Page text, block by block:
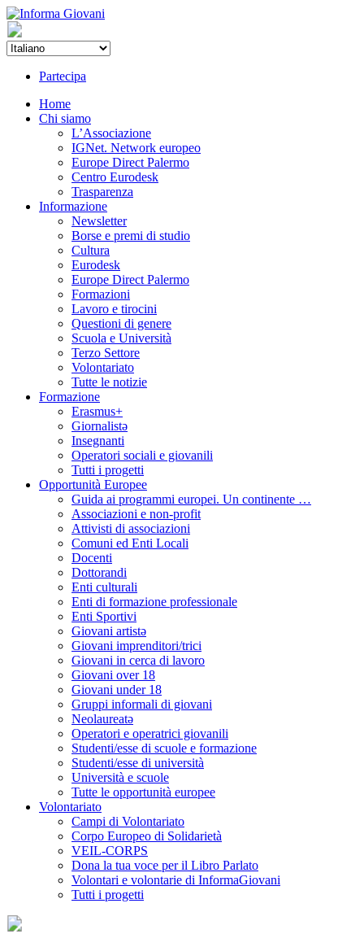
Partecipa
Home
Chi siamo
L’Associazione
IGNet. Network europeo
Europe Direct Palermo
Centro Eurodesk
Trasparenza
Informazione
Newsletter
Borse e premi di studio
Cultura
Eurodesk
Europe Direct Palermo
Formazioni
Lavoro e tirocini
Questioni di genere
Scuola e Università
Terzo Settore
Volontariato
Tutte le notizie
Formazione
Erasmus+
Giornalistə
Insegnanti
Operatori sociali e giovanili
Tutti i progetti
Opportunità Europee
Guida ai programmi europei. Un continente …
Associazioni e non-profit
Attivisti di associazioni
Comuni ed Enti Locali
Docenti
Dottorandi
Enti culturali
Enti di formazione professionale
Enti Sportivi
Giovani artistə
Giovani imprenditori/trici
Giovani in cerca di lavoro
Giovani over 18
Giovani under 18
Gruppi informali di giovani
Neolaureatə
Operatori e operatrici giovanili
Studenti/esse di scuole e formazione
Studenti/esse di università
Università e scuole
Tutte le opportunità europee
Volontariato
Campi di Volontariato
Corpo Europeo di Solidarietà
VEIL-CORPS
Dona la tua voce per il Libro Parlato
Volontari e volontarie di InformaGiovani
Tutti i progetti